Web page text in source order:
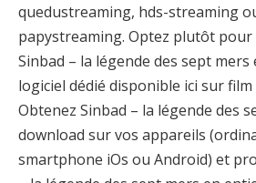
quedustreaming, hds-streaming
papystreaming. Optez plutôt
Sinbad – la légende des sept mers
logiciel dédié disponible ici sur
Obtenez Sinbad – la légende des
download sur vos appareils
smartphone iOs ou Android) et